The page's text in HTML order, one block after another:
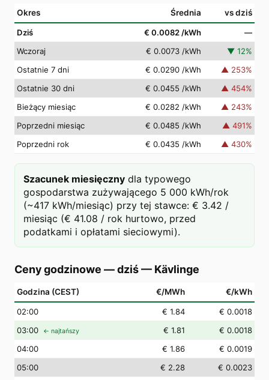
Okres Średnia vs dziś
Dziś € 0.0082 /kWh
—
Wczoraj
€ 0.0073 /kWh ▼ 12%
Ostatnie 7 dni
€ 0.0290 /kWh ▲ 253%
Ostatnie 30 dni
€ 0.0455 /kWh ▲ 454%
Bieżący miesiąc
€ 0.0282 /kWh ▲ 243%
Poprzedni miesiąc
€ 0.0485 /kWh ▲ 491%
Poprzedni rok
€ 0.0435 /kWh ▲ 430%
Szacunek miesięczny dla typowego
gospodarstwa zużywającego 5 000 kWh/rok
(~417 kWh/miesiąc) przy tej stawce: € 3.42 /
miesiąc (€ 41.08 / rok hurtowo, przed
podatkami i opłatami sieciowymi).
Ceny godzinowe — dziś— Kävlinge
Godzina (CEST) €/MWh €/kWh
02:00 € 1.84
€ 0.0018
03:00 ← najtańszy € 1.81
€ 0.0018
04:00 € 1.86
€ 0.0019
05:00 € 2.28
€ 0.0023